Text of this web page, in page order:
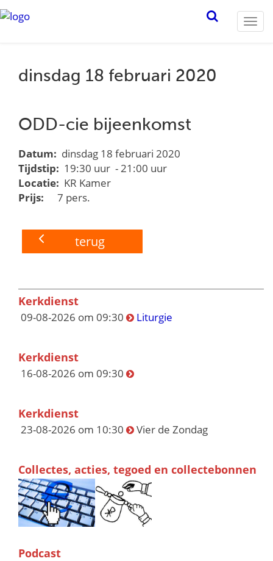
dinsdag 18 februari 2020
ODD-cie bijeenkomst
Datum: dinsdag 18 februari 2020
Tijdstip: 19:30 uur - 21:00 uur
Locatie: KR Kamer
Prijs:
7 pers.
terug
Kerkdienst
09-08-2026 om 09:30 Liturgie
Kerkdienst
16-08-2026 om 09:30
Kerkdienst
23-08-2026 om 10:30 Vier de Zondag
Collectes, acties, tegoed en collectebonnen
Podcast